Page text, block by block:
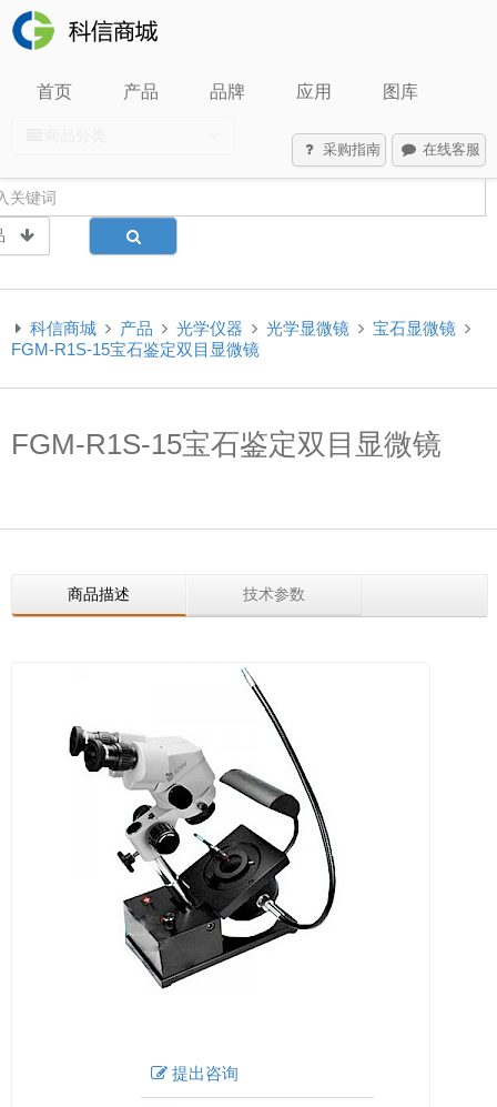
首页 产品 品牌 应用 图库
采购指南 在线客服
科信商城 产品 光学仪器 光学显微镜
宝石显微镜
FGM-R1S-15宝石鉴定双目显微镜
FGM-R1S-15宝石鉴定双目显微镜
商品描述 技术参数
提出咨询